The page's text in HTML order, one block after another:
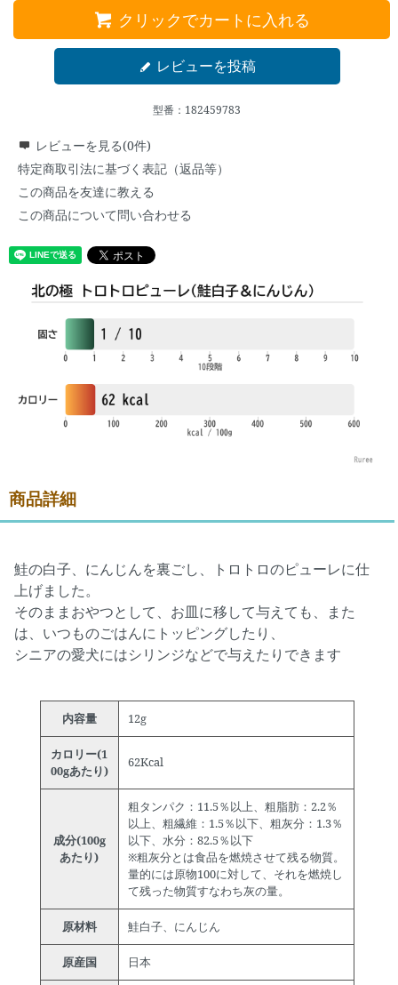
クリックでカートに入れる
レビューを投稿
型番：182459783
レビューを見る(0件)
特定商取引法に基づく表記（返品等）
この商品を友達に教える
この商品について問い合わせる
商品詳細
鮭の白子、にんじんを裏ごし、トロトロのピューレに仕
上げました。
そのままおやつとして、お皿に移して与えても、また
は、いつものごはんにトッピングしたり、
シニアの愛犬にはシリンジなどで与えたりできます
内容量 12g
カロリー(1
00gあたり)
62Kcal
成分(100g
あたり)
粗タンパク：11.5％以上、粗脂肪：2.2％
以上、粗繊維：1.5％以下、粗灰分：1.3％
以下、水分：82.5％以下
※粗灰分とは食品を燃焼させて残る物質。
量的には原物100に対して、それを燃焼し
て残った物質すなわち灰の量。
原材料 鮭白子、にんじん
原産国 日本